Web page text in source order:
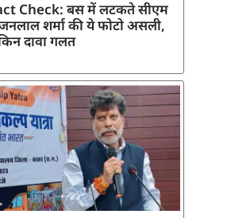
Check: बस में लटकते सीएम
शर्मा की ये फोटो असली,
दावा गलत